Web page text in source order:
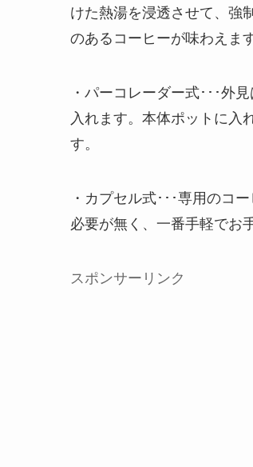
けた熱湯を浸透させて、強
のあるコーヒーが味わえます
・パーコレーダー式･･･外
入れます。本体ポットに入
す。
・カプセル式･･･専用のコ
必要が無く、一番手軽でお
スポンサーリンク